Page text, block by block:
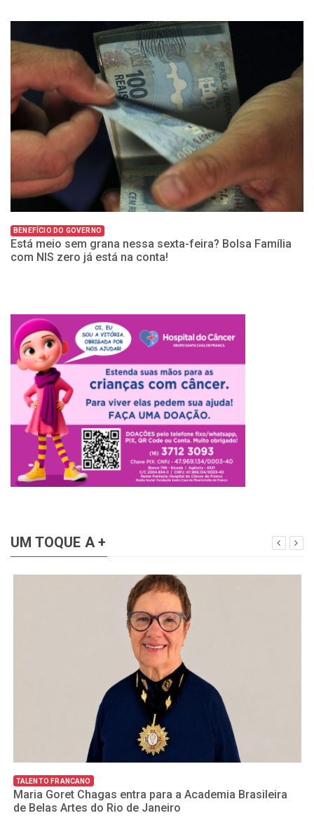
BENEFÍCIO DO GOVERNO
Está meio sem grana nessa sexta-feira? Bolsa Família
com NIS zero já está na conta!
UM TOQUE A +
TALENTO FRANCANO
Maria Goret Chagas entra para a Academia Brasileira
de Belas Artes do Rio de Janeiro